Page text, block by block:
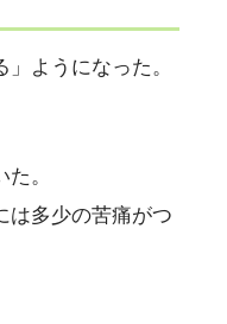
ようになった。
。
は多少の苦痛がつ